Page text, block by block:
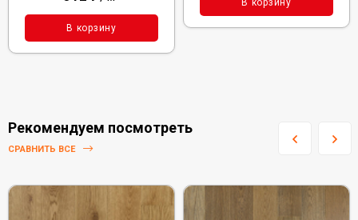
В корзину
В корзину
Рекомендуем посмотреть
СРАВНИТЬ ВСЕ